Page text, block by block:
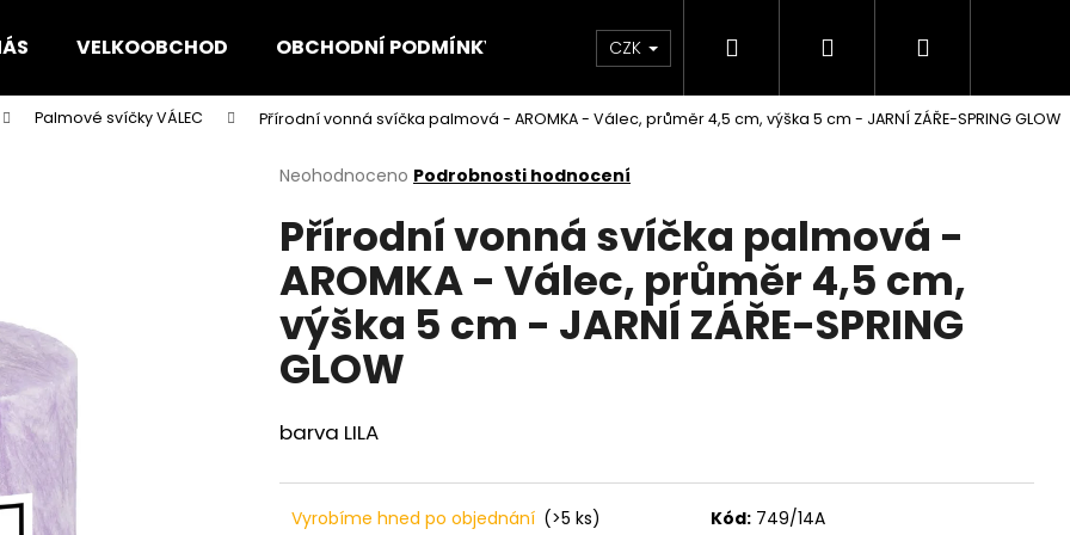
VELKOOBCHOD OBCHODNÍ PODMÍNKY KONTAKTY
CZK Hledat PřihlášeníNákupní
Palmové svíčky VÁLEC Přírodní vonná svíčka palmová - AROMKA - Válec, průměr 4,5 cm, výška 5 cm - JARNÍ ZÁŘE-SPRING GLOW
Průměrné
produktu
je
0,0
z
5
hvězdiček.
Neohodnoceno Podrobnosti hodnocení
Přírodní vonná svíčka palmová -
AROMKA - Válec, průměr 4,5 cm,
výška 5 cm - JARNÍ ZÁŘE-SPRING
GLOW
barva LILA
Vyrobíme hned po objednání (>5 ks) Kód: 749/14A
Co potřebujete najít?
HLEDAT
Následující